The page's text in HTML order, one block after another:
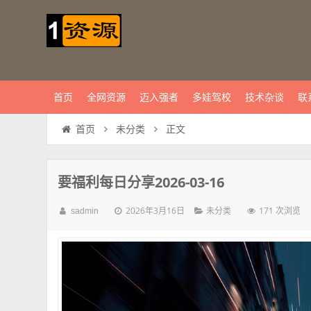
首页 全网资源 迈入强者 多娃驾校 技术杂谈 联
首页 未分类 正文
要福利每日分享2026-03-16
sadmin 2026年3月16日 未分类 171 次浏览